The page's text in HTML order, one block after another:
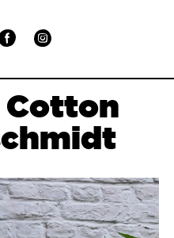
Cotton